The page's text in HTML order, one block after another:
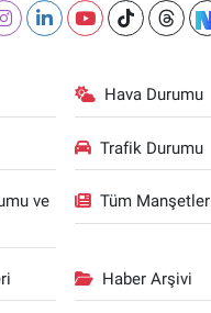
Hava Durumu
Trafik Durumu
ve
Tüm Manşetler
Haber Arşivi